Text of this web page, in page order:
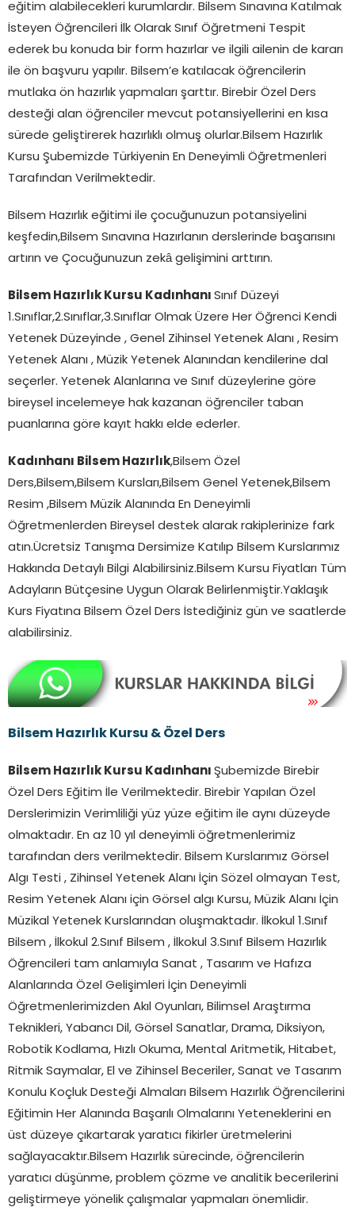
eğitim alabilecekleri kurumlardır. Bilsem Sınavına Katılmak
İsteyen Öğrencileri İlk Olarak Sınıf Öğretmeni Tespit
ederek bu konuda bir form hazırlar ve ilgili ailenin de kararı
ile ön başvuru yapılır. Bilsem’e katılacak öğrencilerin
mutlaka ön hazırlık yapmaları şarttır. Birebir Özel Ders
desteği alan öğrenciler mevcut potansiyellerini en kısa
sürede geliştirerek hazırlıklı olmuş olurlar.Bilsem Hazırlık
Kursu Şubemizde Türkiyenin En Deneyimli Öğretmenleri
Tarafından Verilmektedir.
Bilsem Hazırlık eğitimi ile çocuğunuzun potansiyelini
keşfedin,Bilsem Sınavına Hazırlanın derslerinde başarısını
artırın ve Çocuğunuzun zekâ gelişimini arttırın.
Bilsem Hazırlık Kursu Kadınhanı Sınıf Düzeyi
1.Sınıflar,2.Sınıflar,3.Sınıflar Olmak Üzere Her Öğrenci Kendi
Yetenek Düzeyinde , Genel Zihinsel Yetenek Alanı , Resim
Yetenek Alanı , Müzik Yetenek Alanından kendilerine dal
seçerler. Yetenek Alanlarına ve Sınıf düzeylerine göre
bireysel incelemeye hak kazanan öğrenciler taban
puanlarına göre kayıt hakkı elde ederler.
Kadınhanı Bilsem Hazırlık,Bilsem Özel
Ders,Bilsem,Bilsem Kursları,Bilsem Genel Yetenek,Bilsem
Resim ,Bilsem Müzik Alanında En Deneyimli
Öğretmenlerden Bireysel destek alarak rakiplerinize fark
atın.Ücretsiz Tanışma Dersimize Katılıp Bilsem Kurslarımız
Hakkında Detaylı Bilgi Alabilirsiniz.Bilsem Kursu Fiyatları Tüm
Adayların Bütçesine Uygun Olarak Belirlenmiştir.Yaklaşık
Kurs Fiyatına Bilsem Özel Ders İstediğiniz gün ve saatlerde
alabilirsiniz.
Bilsem Hazırlık Kursu & Özel Ders
Bilsem Hazırlık Kursu Kadınhanı Şubemizde Birebir
Özel Ders Eğitim İle Verilmektedir. Birebir Yapılan Özel
Derslerimizin Verimliliği yüz yüze eğitim ile aynı düzeyde
olmaktadır. En az 10 yıl deneyimli öğretmenlerimiz
tarafından ders verilmektedir. Bilsem Kurslarımız Görsel
Algı Testi , Zihinsel Yetenek Alanı İçin Sözel olmayan Test,
Resim Yetenek Alanı için Görsel algı Kursu, Müzik Alanı İçin
Müzikal Yetenek Kurslarından oluşmaktadır. İlkokul 1.Sınıf
Bilsem , İlkokul 2.Sınıf Bilsem , İlkokul 3.Sınıf Bilsem Hazırlık
Öğrencileri tam anlamıyla Sanat , Tasarım ve Hafıza
Alanlarında Özel Gelişimleri İçin Deneyimli
Öğretmenlerimizden Akıl Oyunları, Bilimsel Araştırma
Teknikleri, Yabancı Dil, Görsel Sanatlar, Drama, Diksiyon,
Robotik Kodlama, Hızlı Okuma, Mental Aritmetik, Hitabet,
Ritmik Saymalar, El ve Zihinsel Beceriler, Sanat ve Tasarım
Konulu Koçluk Desteği Almaları Bilsem Hazırlık Öğrencilerini
Eğitimin Her Alanında Başarılı Olmalarını Yeteneklerini en
üst düzeye çıkartarak yaratıcı fikirler üretmelerini
sağlayacaktır.Bilsem Hazırlık sürecinde, öğrencilerin
yaratıcı düşünme, problem çözme ve analitik becerilerini
geliştirmeye yönelik çalışmalar yapmaları önemlidir.